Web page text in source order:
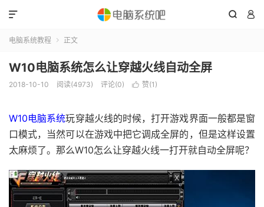
 

电脑系统教程  正文
W10电脑系统怎么让穿越火线自动全屏
2018-10-10 阅读(4973) 评论(0)  赞(1 )
W10电脑系统玩穿越火线的时候，打开游戏界面一般都是窗
口模式，当然可以在游戏中把它调成全屏的，但是这样设置
太麻烦了。那么W10怎么让穿越火线一打开就自动全屏呢？